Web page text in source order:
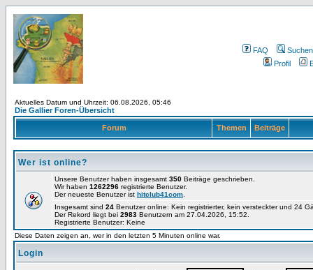
FAQ
Suchen
Profil
Aktuelles Datum und Uhrzeit: 06.08.2026, 05:46
Die Gallier Foren-Übersicht
Forum Themen Beiträge
Wer ist online?
Unsere Benutzer haben insgesamt 350 Beiträge geschrieben.
Wir haben 1262296 registrierte Benutzer.
Der neueste Benutzer ist hitclub41com
Insgesamt sind 24 Benutzer online: Kein registrierter, kein versteckter und 24
Der Rekord liegt bei 2983 Benutzern am 27.04.2026, 15:52.
Registrierte Benutzer: Keine
Diese Daten zeigen an, wer in den letzten 5 Minuten online war.
Login